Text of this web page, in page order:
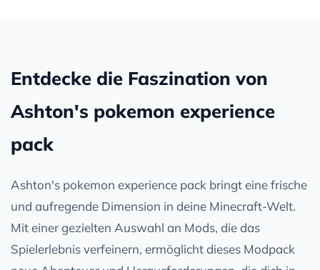
Entdecke die Faszination von
Ashton's pokemon experience
pack
Ashton's pokemon experience pack bringt eine frische
und aufregende Dimension in deine Minecraft-Welt.
Mit einer gezielten Auswahl an Mods, die das
Spielerlebnis verfeinern, ermöglicht dieses Modpack